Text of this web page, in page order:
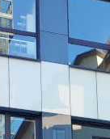
(UEW)